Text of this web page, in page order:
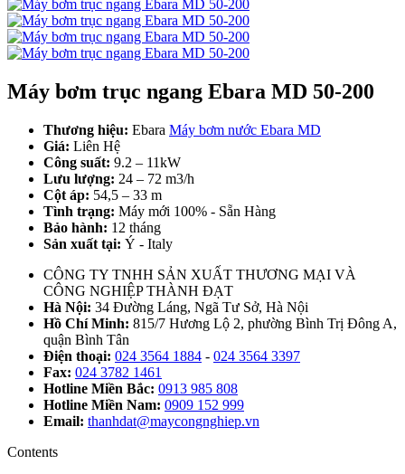
Máy bơm trục ngang Ebara MD 50-200
Thương hiệu: Ebara Máy bơm nước Ebara MD
Giá: Liên Hệ
Công suất: 9.2 – 11kW
Lưu lượng: 24 – 72 m3/h
Cột áp: 54,5 – 33 m
Tình trạng: Máy mới 100% - Sẵn Hàng
Bảo hành: 12 tháng
Sản xuất tại: Ý - Italy
CÔNG TY TNHH SẢN XUẤT THƯƠNG MẠI VÀ
CÔNG NGHIỆP THÀNH ĐẠT
Hà Nội: 34 Đường Láng, Ngã Tư Sở, Hà Nội
Hồ Chí Minh: 815/7 Hương Lộ 2, phường Bình Trị Đông A,
quận Bình Tân
Điện thoại: 024 3564 1884 - 024 3564 3397
Fax: 024 3782 1461
Hotline Miền Bắc: 0913 985 808
Hotline Miền Nam: 0909 152 999
Email: thanhdat@maycongnghiep.vn
Contents